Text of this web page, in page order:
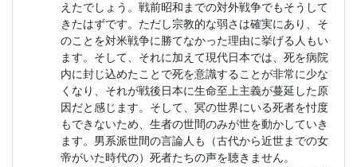
えたでしょう。戦前昭和までの対外戦争でもそうして
きたはずです。ただし宗教的な弱さは確実にあり、そ
のことを対米戦争に勝てなかった理由に挙げる人もい
ます。そして、それに加えて現代日本では、死を病院
内に封じ込めたことで死を意識することが非常に少な
くなり、それが戦後日本に生命至上主義が蔓延した原
因だと感じます。そして、冥の世界にいる死者を忖度
もできないため、生者の世間のみが世を動かしていき
ます。男系派世間の言論人も（古代から近世までの女
帝がいた時代の）死者たちの声を聴きません。